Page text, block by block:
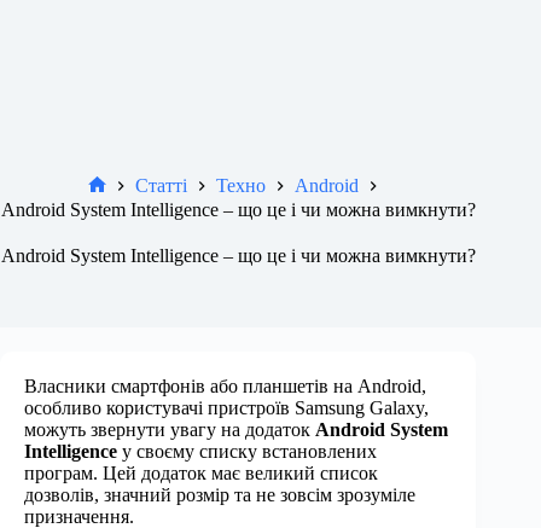
Новини
Статті Техно
Android
Android System Intelligence – що це і чи можна вимкнути?
Android System Intelligence – що це і чи можна вимкнути?
Власники смартфонів або планшетів на Android,
особливо користувачі пристроїв Samsung Galaxy,
можуть звернути увагу на додаток Android System
Intelligence у своєму списку встановлених
програм. Цей додаток має великий список
дозволів, значний розмір та не зовсім зрозуміле
призначення.